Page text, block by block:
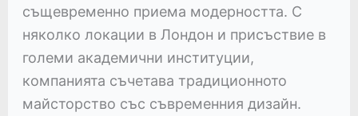
същевременно приема модерността. С
няколко локации в Лондон и присъствие в
големи академични институции,
компанията съчетава традиционното
майсторство със съвременния дизайн.